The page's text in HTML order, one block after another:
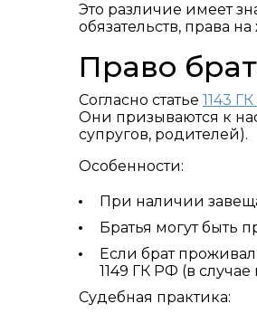
Это различие имеет
обязательств, права
Право
Согласно статье 1143
Они призываются к
супругов, родителей).
Особенности:
При наличии
Братья могут быть
Если брат
1149 ГК РФ (в
Судебная практика: